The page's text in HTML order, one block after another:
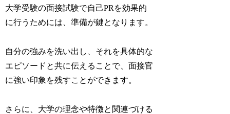
大学受験の面接試験で自己PRを効果的
に行うためには、準備が鍵となります。
自分の強みを洗い出し、それを具体的な
エピソードと共に伝えることで、面接官
に強い印象を残すことができます。
さらに、大学の理念や特徴と関連づける